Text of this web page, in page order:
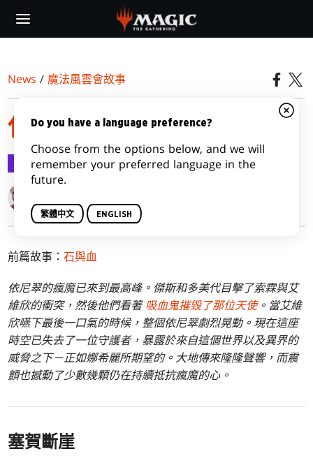
main
News / 魔法風雲會故事
伊莫庫現身
魔法風雲會故事 2016-06-22
前篇故事：石與血
依尼翠的瘋魔已來到最高峰。傑斯和多美代目擊了索霖與艾
維欣的衝突，然後他們看著吸血鬼摧毀了那位天使。當艾維
欣嚥下最後一口氣的時候，整個依尼翠劇烈晃動。現在這座
時空已失去了一位守護者，暴露於來自這個世界以及異界的
威脅之下－正如娜希麗所期望的。大地傳來隆隆聲響，而震
顫也撼動了少數幾顆仍在持續抵抗瘋魔的心。
塞賀斷崖
Do you have a language preference?
Choose from the options below, and we will
remember your preferred language in the
future.
繁體中文 ENGLISH